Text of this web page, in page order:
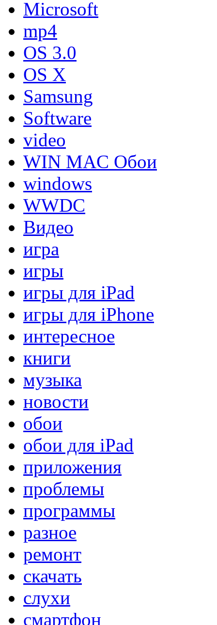
Microsoft
mp4
OS 3.0
OS X
Samsung
Software
video
WIN MAC Обои
windows
WWDC
Видео
игра
игры
игры для iPad
игры для iPhone
интересное
книги
музыка
новости
обои
обои для iPad
приложения
проблемы
программы
разное
ремонт
скачать
слухи
смартфон